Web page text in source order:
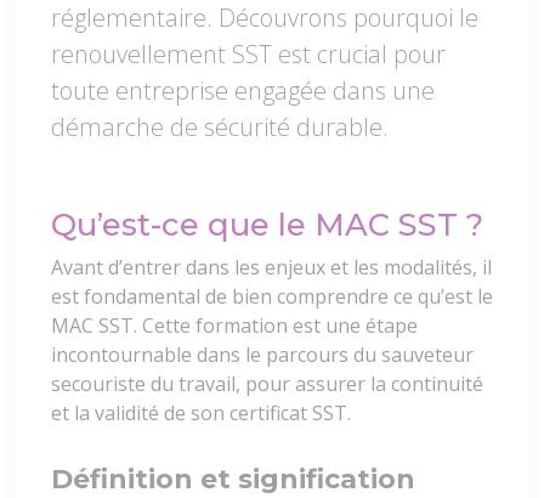
réglementaire. Découvrons pourquoi le
renouvellement SST est crucial pour
toute entreprise engagée dans une
démarche de sécurité durable.
Qu’est-ce que le MAC SST ?
Avant d’entrer dans les enjeux et les modalités, il
est fondamental de bien comprendre ce qu’est le
MAC SST. Cette formation est une étape
incontournable dans le parcours du sauveteur
secouriste du travail, pour assurer la continuité
et la validité de son certificat SST.
Définition et signification